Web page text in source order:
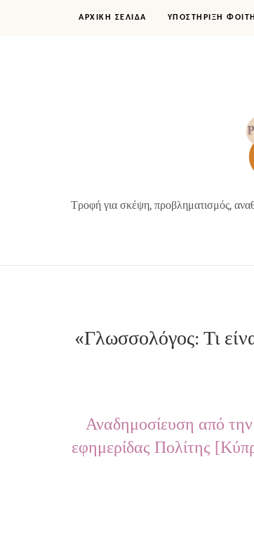
Τροφή για σκέψη, προβληματισμός,
ΑΡΧΙΚΗ ΣΕΛΙΔΑ ΥΠΟΣΤΗΡΙΞΗ
«Γλωσσολόγος: Τι
Αναδημοσίευση από την
εφημερίδας Πολίτης